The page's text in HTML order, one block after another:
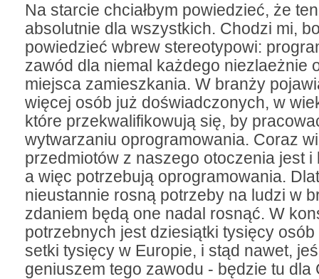
Na starcie chciałbym powiedzieć, że
absolutnie dla wszystkich. Chodzi mi,
powiedzieć wbrew stereotypowi:
zawód dla niemal każdego niezlaeżnie
miejsca zamieszkania. W branży
więcej osób już doświadczonych, w
które przekwalifikowują się, by
wytwarzaniu oprogramowania. Coraz
przedmiotów z naszego otoczenia jest i
a więc potrzebują oprogramowania.
nieustannie rosną potrzeby na ludzi w
zdaniem będą one nadal rosnąć. W
potrzebnych jest dziesiątki tysięcy
setki tysięcy w Europie, i stąd nawet,
geniuszem tego zawodu - będzie tu dla